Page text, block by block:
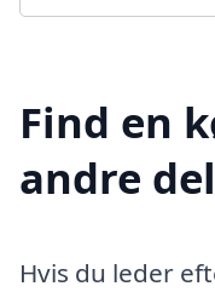
Find en
andre
Hvis du leder